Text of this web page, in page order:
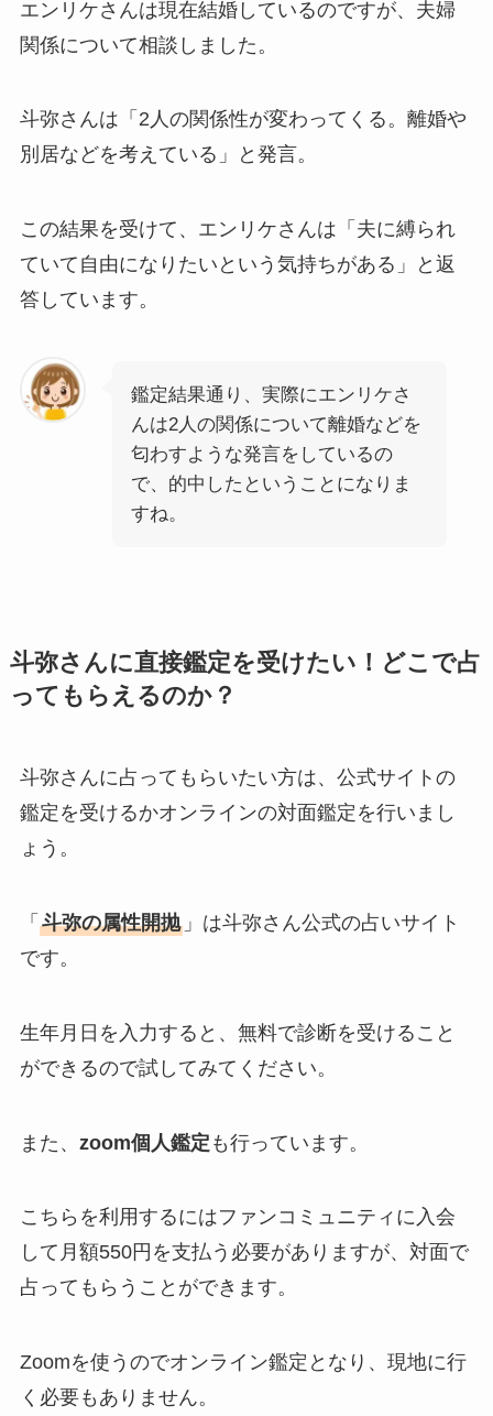
エンリケさんは現在結婚しているのですが、夫婦
関係について相談しました。
斗弥さんは「2人の関係性が変わってくる。離婚や
別居などを考えている」と発言。
この結果を受けて、エンリケさんは「夫に縛られ
ていて自由になりたいという気持ちがある」と返
答しています。
鑑定結果通り、実際にエンリケさ
んは2人の関係について離婚などを
匂わすような発言をしているの
で、的中したということになりま
すね。
斗弥さんに直接鑑定を受けたい！どこで占
ってもらえるのか？
斗弥さんに占ってもらいたい方は、公式サイトの
鑑定を受けるかオンラインの対面鑑定を行いまし
ょう。
「 斗弥の属性開抛」は斗弥さん公式の占いサイト
です。
生年月日を入力すると、無料で診断を受けること
ができるので試してみてください。
また、 zoom個人鑑定 も行っています。
こちらを利用するにはファンコミュニティに入会
して月額550円を支払う必要がありますが、対面で
占ってもらうことができます。
Zoomを使うのでオンライン鑑定となり、現地に行
く必要もありません。